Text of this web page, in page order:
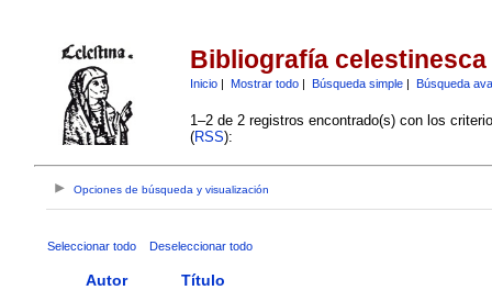
Bibliografía celestinesca
Inicio| Mostrar todo| Búsqueda simple| Búsqueda
1–2 de 2 registros encontrado(s) con los
(RSS):
Opciones de búsqueda y visualización
Seleccionar todo Deseleccionar todo
Autor Título